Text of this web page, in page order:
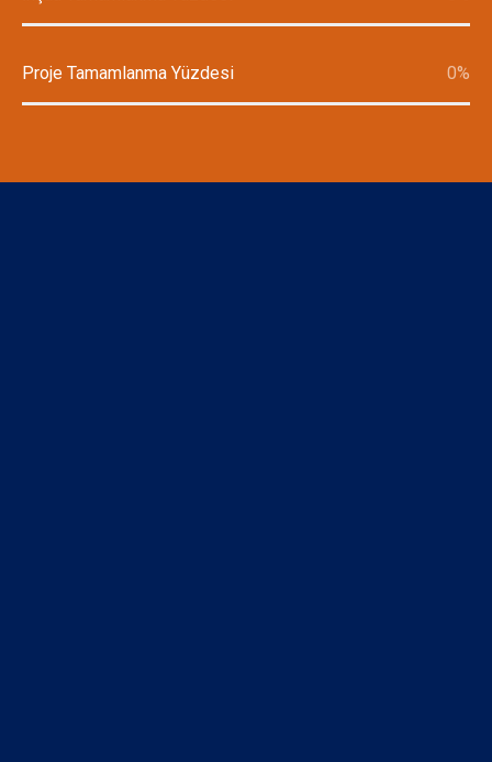
Proje Tamamlanma Yüzdesi 0%